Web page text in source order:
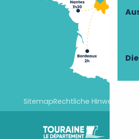
SitemapRechtliche Hinweise